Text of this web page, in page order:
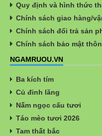
Quy định và hình thức
Chính sách giao hàng/
Chính sách đổi trả sản
Chính sách bảo mật
NGAMRUOU.VN
Ba kích tím
Củ đinh lăng
Nấm ngọc cẩu tươi
Táo mèo tươi 2026
Tam thất bắc